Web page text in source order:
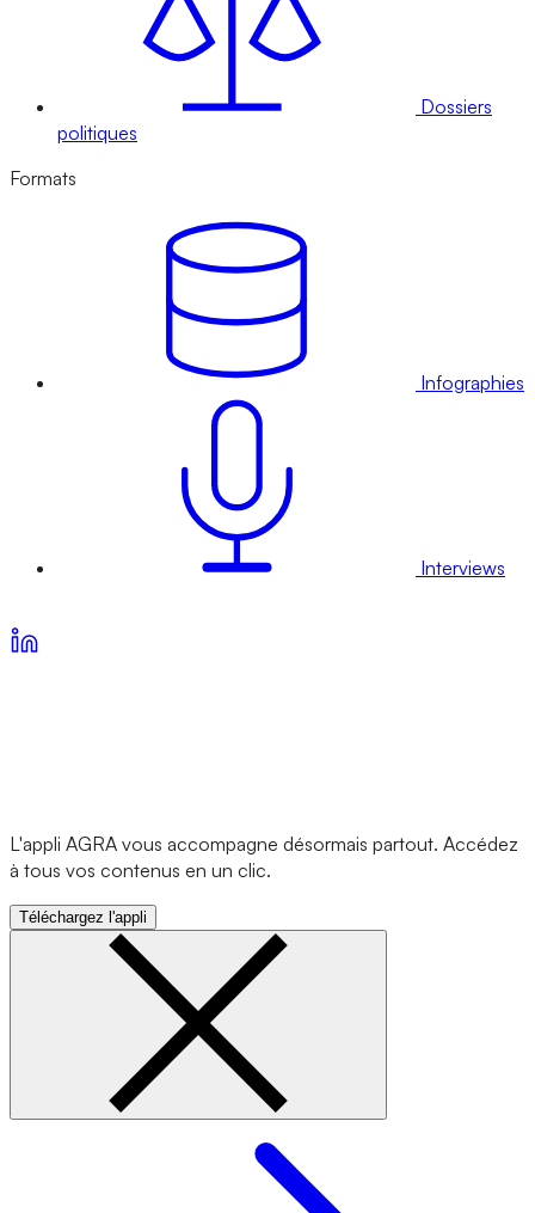
Dossiers
politiques
Formats
Infographies
Interviews
L'appli AGRA vous accompagne désormais partout. Accédez
à tous vos contenus en un clic.
Téléchargez l'appli